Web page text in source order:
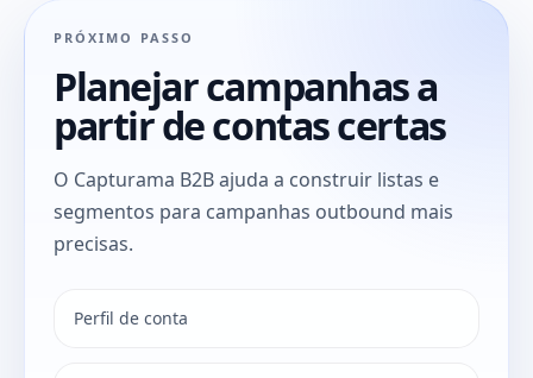
PRÓXIMO PASSO
Planejar campanhas a
partir de contas certas
O Capturama B2B ajuda a construir listas e
segmentos para campanhas outbound mais
precisas.
Perfil de conta